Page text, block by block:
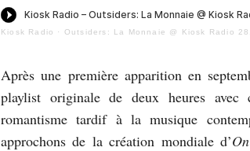
Kiosk Radio · Outsiders: La Monnaie @ Kiosk Radio
Après une première apparition en
playlist originale de deux heures avec
romantisme tardif à la musique
approchons de la création mondiale d’